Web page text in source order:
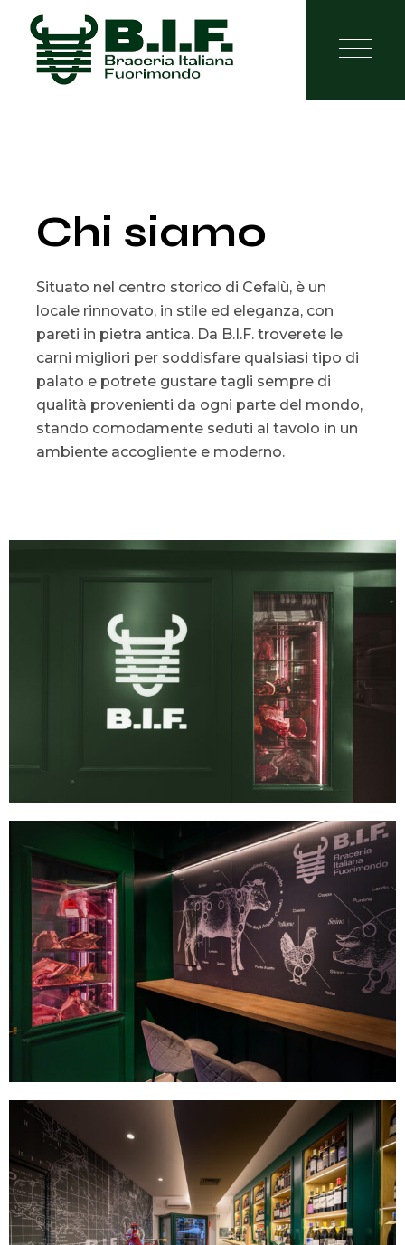
Chi siamo
Situato nel centro storico di Cefalù, è un
locale rinnovato, in stile ed eleganza, con
pareti in pietra antica. Da B.I.F. troverete le
carni migliori per soddisfare qualsiasi tipo di
palato e potrete gustare tagli sempre di
qualità provenienti da ogni parte del mondo,
stando comodamente seduti al tavolo in un
ambiente accogliente e moderno.